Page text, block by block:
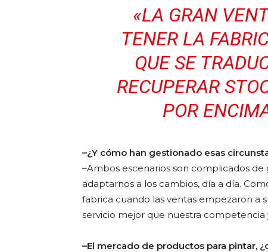
«LA GRAN
TENER LA
QUE SE
RECUPERAR
POR
–¿Y cómo han gestionado esas
–Ambos escenarios son complicados
adaptarnos a los cambios, día a día.
fabrica cuando las ventas empezaron a
servicio mejor que nuestra competencia
–El mercado de productos para pintar,